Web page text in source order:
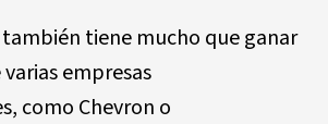
también tiene mucho que ganar
empresas
como Chevron o